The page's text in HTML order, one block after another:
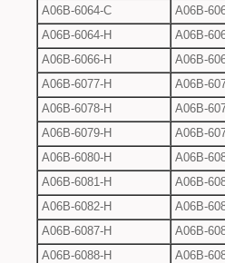
A06B-6064-C
A06B-
A06B-6064-H
A06B-
A06B-6066-H
A06B-
A06B-6077-H
A06B-
A06B-6078-H
A06B-
A06B-6079-H
A06B-
A06B-6080-H
A06B-
A06B-6081-H
A06B-
A06B-6082-H
A06B-
A06B-6087-H
A06B-
A06B-6088-H
A06B-